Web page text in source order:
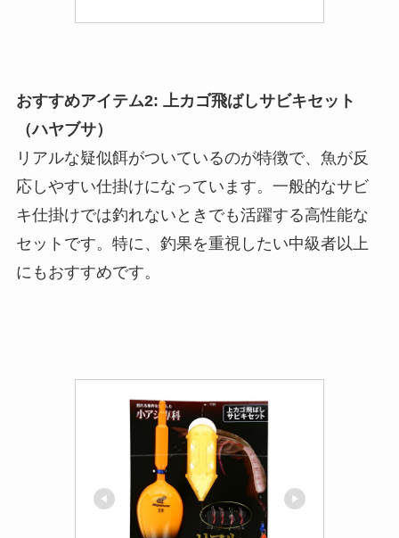
おすすめアイテム2: 上カゴ飛ばしサビキセット
（ハヤブサ）
リアルな疑似餌がついているのが特徴で、魚が反
応しやすい仕掛けになっています。一般的なサビ
キ仕掛けでは釣れないときでも活躍する高性能な
セットです。特に、釣果を重視したい中級者以上
にもおすすめです。